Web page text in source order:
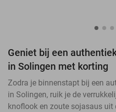
Geniet bij een
in Solingen met korting
Zodra je binnenstapt bij een
in Solingen, ruik je de
knoflook en zoute sojasaus uit